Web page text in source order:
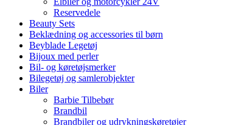
Reservedele
Beauty Sets
Beklædning og accessories til børn
Beyblade Legetøj
Bijoux med perler
Bil- og køretøjsmerker
Bilegetøj og samlerobjekter
Biler
Barbie Tilbebør
Brandbil
Brandbiler og udrykningskøretøjer